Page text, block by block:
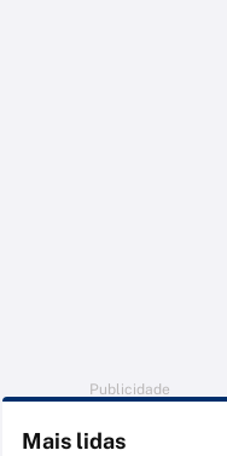
Publicidade
Mais lidas